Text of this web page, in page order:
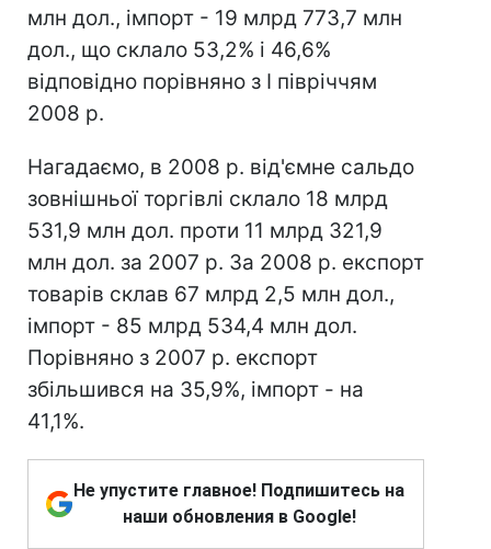
млн дол., імпорт - 19 млрд 773,7 млн
дол., що склало 53,2% і 46,6%
відповідно порівняно з I півріччям
2008 р.
Нагадаємо, в 2008 р. від'ємне сальдо
зовнішньої торгівлі склало 18 млрд
531,9 млн дол. проти 11 млрд 321,9
млн дол. за 2007 р. За 2008 р. експорт
товарів склав 67 млрд 2,5 млн дол.,
імпорт - 85 млрд 534,4 млн дол.
Порівняно з 2007 р. експорт
збільшився на 35,9%, імпорт - на
41,1%.
Не упустите главное! Подпишитесь на
наши обновления в Google!